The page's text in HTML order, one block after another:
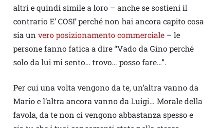
altri e quindi simile a loro – anche se sostieni il
contrario E’ COSI’ perché non hai ancora capito cosa
sia un vero posizionamento commerciale– le
persone fanno fatica a dire “Vado da Gino perché
solo da lui mi sento… trovo… posso fare…”.
Per cui una volta vengono da te, un’altra vanno da
Mario e l’altra ancora vanno da Luigi… Morale della
favola, da te non ci vengono abbastanza spesso e